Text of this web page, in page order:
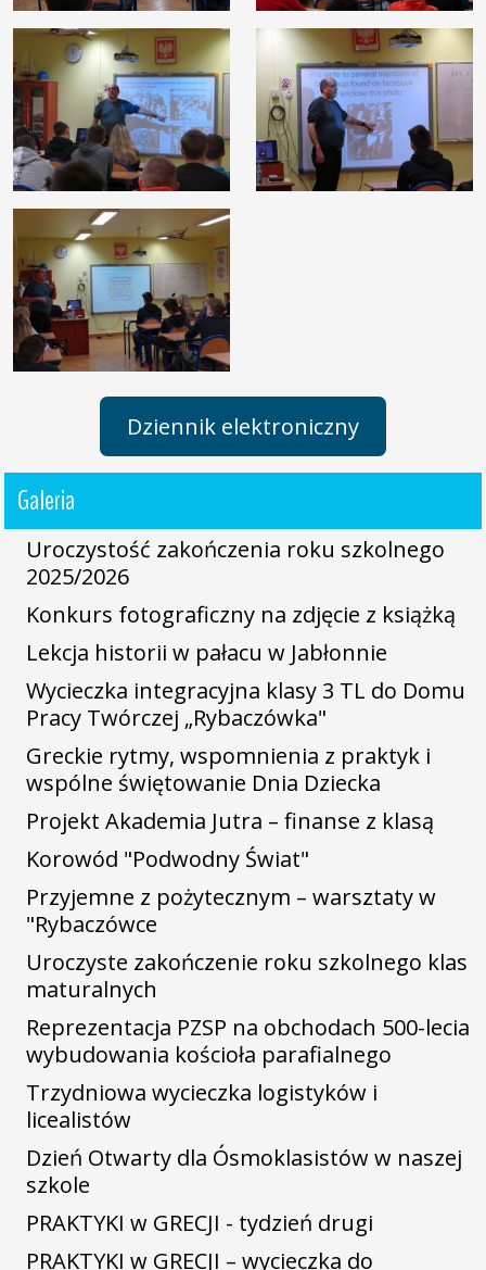
Dziennik elektroniczny
Galeria
Uroczystość zakończenia roku szkolnego
2025/2026
Konkurs fotograficzny na zdjęcie z książką
Lekcja historii w pałacu w Jabłonnie
Wycieczka integracyjna klasy 3 TL do Domu
Pracy Twórczej „Rybaczówka"
Greckie rytmy, wspomnienia z praktyk i
wspólne świętowanie Dnia Dziecka
Projekt Akademia Jutra – finanse z klasą
Korowód "Podwodny Świat"
Przyjemne z pożytecznym – warsztaty w
"Rybaczówce
Uroczyste zakończenie roku szkolnego klas
maturalnych
Reprezentacja PZSP na obchodach 500-lecia
wybudowania kościoła parafialnego
Trzydniowa wycieczka logistyków i
licealistów
Dzień Otwarty dla Ósmoklasistów w naszej
szkole
PRAKTYKI w GRECJI - tydzień drugi
PRAKTYKI w GRECJI – wycieczka do